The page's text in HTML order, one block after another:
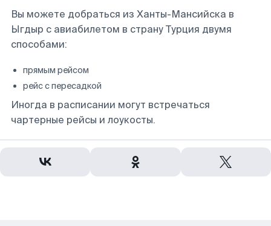
Вы можете добраться из Ханты-Мансийска в
Ыгдыр с авиабилетом в страну Турция двумя
способами:
прямым рейсом
рейс с пересадкой
Иногда в расписании могут встречаться
чартерные рейсы и лоукосты.